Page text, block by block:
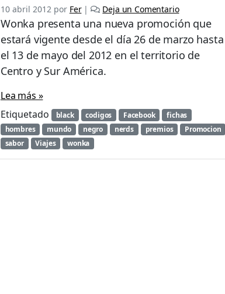
10 abril 2012 por Fer | Deja un Comentario
Wonka presenta una nueva promoción que
estará vigente desde el día 26 de marzo hasta
el 13 de mayo del 2012 en el territorio de
Centro y Sur América.
Lea más »
Etiquetado
black codigos Facebook
fichas
hombres
mundo negro nerds premios
Promocion
sabor
Viajes wonka